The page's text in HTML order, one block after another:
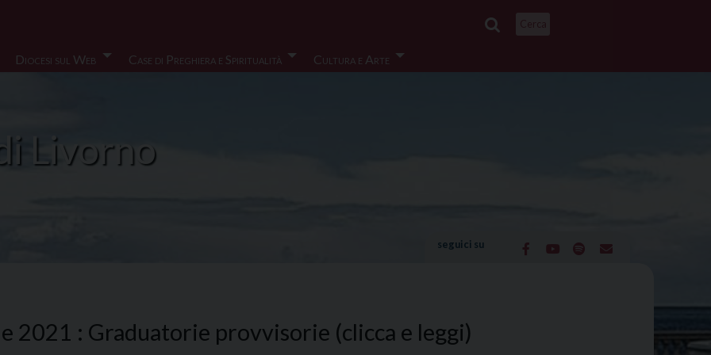
Diocesi sul Web Case di Preghiera e Spiritualità Cultura e Arte
Livorno
seguici su
2021 : Graduatorie provvisorie (clicca e leggi)